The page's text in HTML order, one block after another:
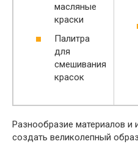
масляные
краски
Палитра
для
смешивания
красок
Разнообразие материалов и
создать великолепный